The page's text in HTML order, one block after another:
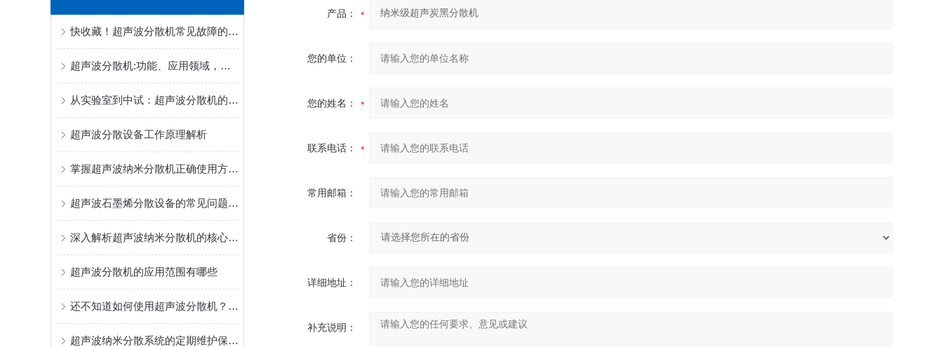
快收藏！超声波分散机常见故障的对应解决妙招
超声波分散机:功能、应用领域，处理量及如何选型(哪些功率)
从实验室到中试：超声波分散机的应用与优势
超声波分散设备工作原理解析
掌握超声波纳米分散机正确使用方法是实现纳米级均匀的关键
超声波石墨烯分散设备的常见问题相应解决方法分享
深入解析超声波纳米分散机的核心构成
超声波分散机的应用范围有哪些
还不知道如何使用超声波分散机？进来看
超声波纳米分散系统的定期维护保养方法分享
产品：
您的单位：
您的姓名：
联系电话：
常用邮箱：
省份：
详细地址：
补充说明：